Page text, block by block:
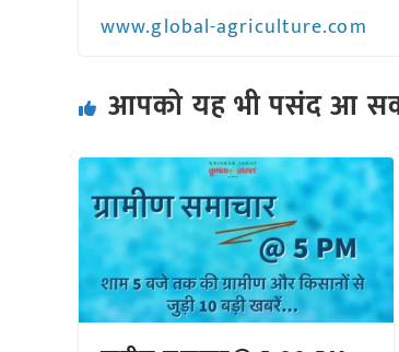
www.global-agriculture.com
आपको यह भी पसंद आ